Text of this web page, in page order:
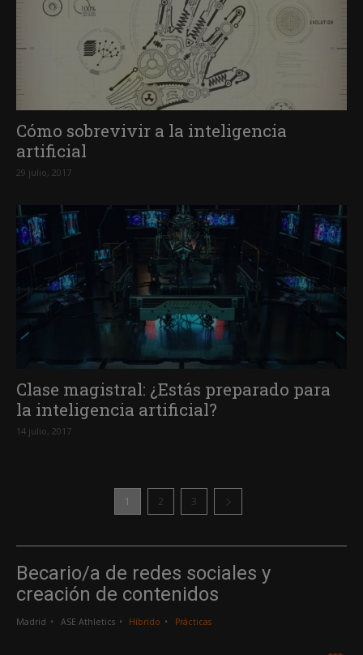
Cómo sobrevivir a la inteligencia
artificial
29 julio, 2017
Clase magistral: ¿Estás preparado para
la inteligencia artificial?
14 julio, 2017
1 2 3
Becario/a de redes sociales y
creación de contenidos
Madrid ASE Athletics Híbrido Prácticas